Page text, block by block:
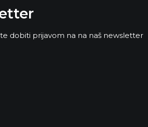
dobiti prijavom na na naš newsletter